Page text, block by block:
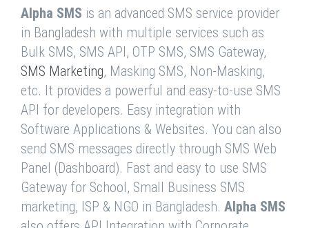
Alpha SMS is an advanced SMS service provider
in Bangladesh with multiple services such as
Bulk SMS, SMS API, OTP SMS, SMS Gateway,
SMS Marketing, Masking SMS, Non-Masking,
etc. It provides a powerful and easy-to-use SMS
API for developers. Easy integration with
Software Applications & Websites. You can also
send SMS messages directly through SMS Web
Panel (Dashboard). Fast and easy to use SMS
Gateway for School, Small Business SMS
marketing, ISP & NGO in Bangladesh. Alpha SMS